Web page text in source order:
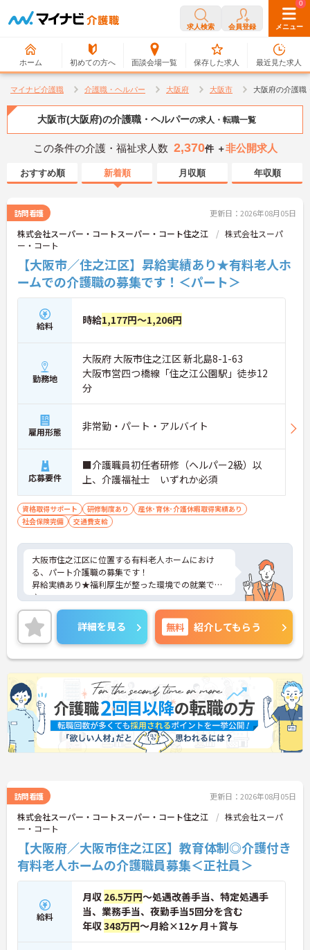
求人検索 会員登録 メニュー
ホーム 初めての方へ 面談会場一覧
0
保存した求人
0
最近見た求人
マイナビ介護職 介護職・ヘルパー 大阪府 大阪市 大阪府の介護職
大阪市(大阪府)の介護職・ヘルパーの求人・転職一覧
この条件の介護・福祉求人数 2,370件 ＋非公開求人
おすすめ順 新着順 月収順 年収順
訪問看護 更新日：2026年08月05日
株式会社スーパー・コートスーパー・コート住之江
株式会社スーパ
ー・コート
【大阪市／住之江区】昇給実績あり★有料老人ホ
ームでの介護職の募集です！＜パート＞
給料 時給1,177円～1,206円
勤務地
大阪府 大阪市住之江区 新北島8-1-63
大阪市営四つ橋線「住之江公園駅」徒歩12
分
雇用形態 非常勤・パート・アルバイト
応募要件
■介護職員初任者研修（ヘルパー2級）以
上、介護福祉士 いずれか必須
資格取得サポート 研修制度あり
産休･育休･介護休暇取得実績あり
社会保険完備
交通費支給
大阪市住之江区に位置する有料老人ホームにおけ
る、パート介護職の募集です！
昇給実績あり★福利厚生が整った環境での就業です
♪
ご興味ある方には、面接対策ポイントなど、さらに
詳細をお話しいたしますのでお気軽にご相談くださ
い。
詳細を見る 無料 紹介してもらう
訪問看護 更新日：2026年08月05日
株式会社スーパー・コートスーパー・コート住之江
株式会社スーパ
ー・コート
【大阪府／大阪市住之江区】教育体制◎介護付き
有料老人ホームの介護職員募集＜正社員＞
給料
月収 26.5万円～処遇改善手当、特定処遇手
当、業務手当、夜勤手当5回分を含む
年収348万円～月給×12ヶ月＋賞与